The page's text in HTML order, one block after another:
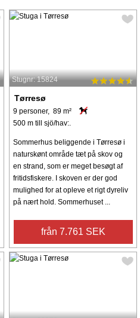
Stugnr: 15824
Tørresø
9 personer, 89 m²
500 m till sjö/hav:.
Sommerhus beliggende i Tørresø i
naturskønt område tæt på skov og
en strand, som er meget besøgt af
fritidsfiskere. I skoven er der god
mulighed for at opleve et rigt dyreliv
på nært hold. Sommerhuset ...
från 7.761 SEK